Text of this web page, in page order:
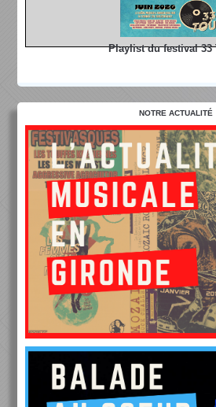
Playlist du festival 33
NOTRE ACTUALITÉ